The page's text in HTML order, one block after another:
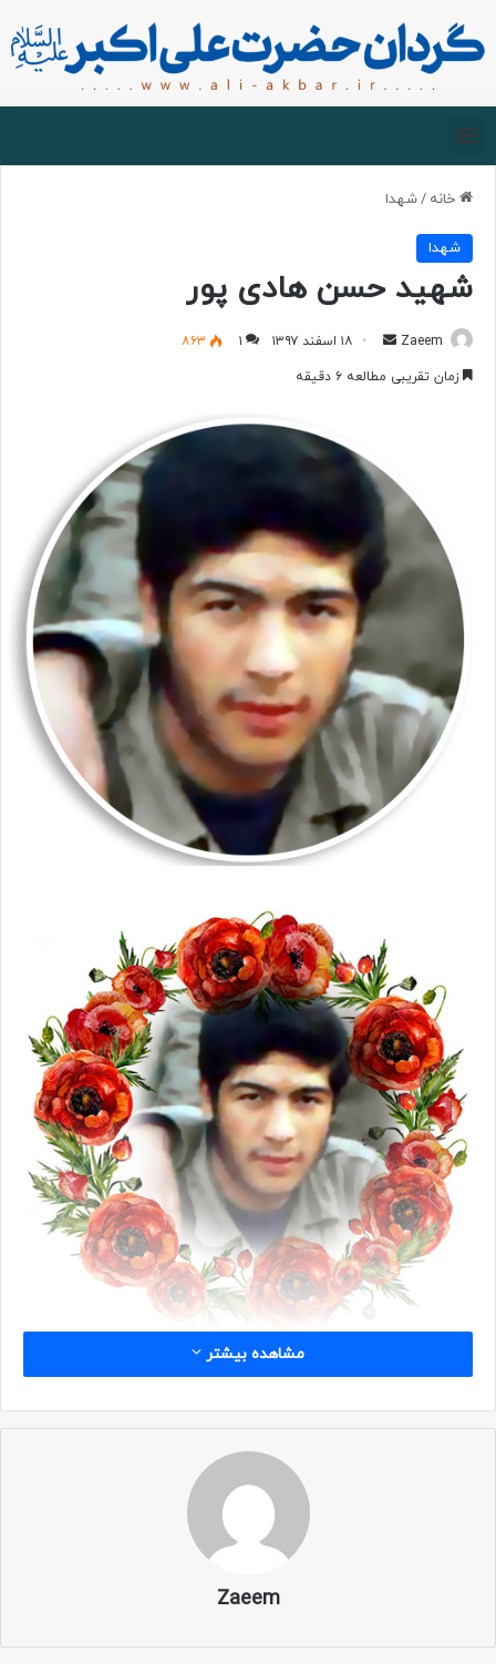
خانه /شهدا
شهدا
شهید حسن هادی پور
Zaeem ۱۸ اسفند ۱۳۹۷ ۱
۸۶۳
زمان تقریبی مطالعه ۶ دقیقه
شناسه
مشاهده بیشتر
Zaeem